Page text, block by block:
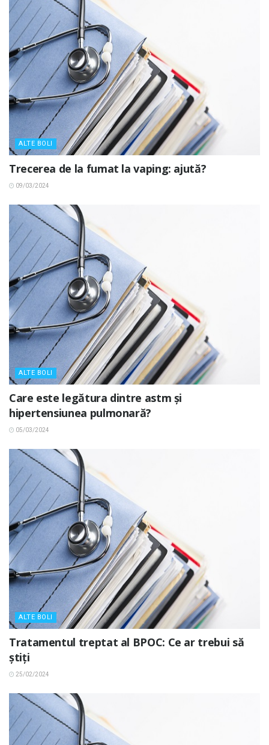
ALTE BOLI
Trecerea de la fumat la vaping: ajută?
09/03/2024
ALTE BOLI
Care este legătura dintre astm și
hipertensiunea pulmonară?
05/03/2024
ALTE BOLI
Tratamentul treptat al BPOC: Ce ar trebui să
știți
25/02/2024